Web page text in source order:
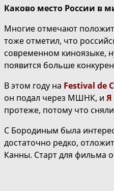
Каково место России в
Многие отмечают
тоже отметил, что
современном киноязыке,
появится больше
В этом году на Festival de
он подал через МШНК, и
протеже, потому что
С Бородиным была
достаточно редко,
Канны. Старт для фильма